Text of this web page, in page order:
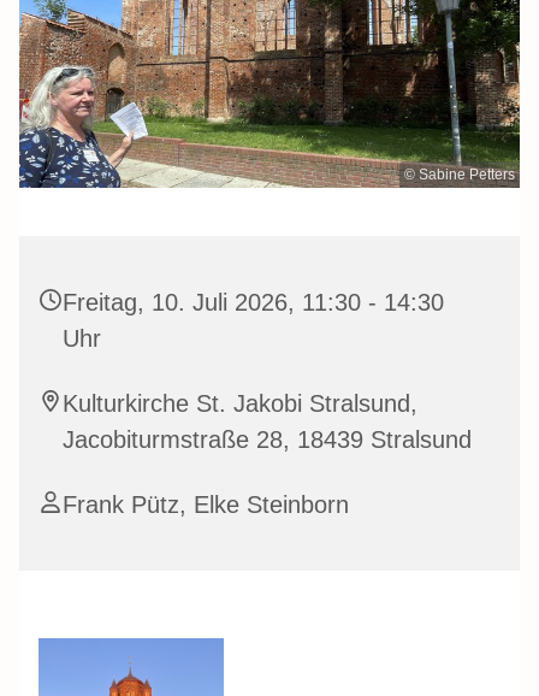
© Sabine Petters
Freitag, 10. Juli 2026, 11:30 - 14:30
Uhr
Kulturkirche St. Jakobi Stralsund,
Jacobiturmstraße 28, 18439 Stralsund
Frank Pütz, Elke Steinborn